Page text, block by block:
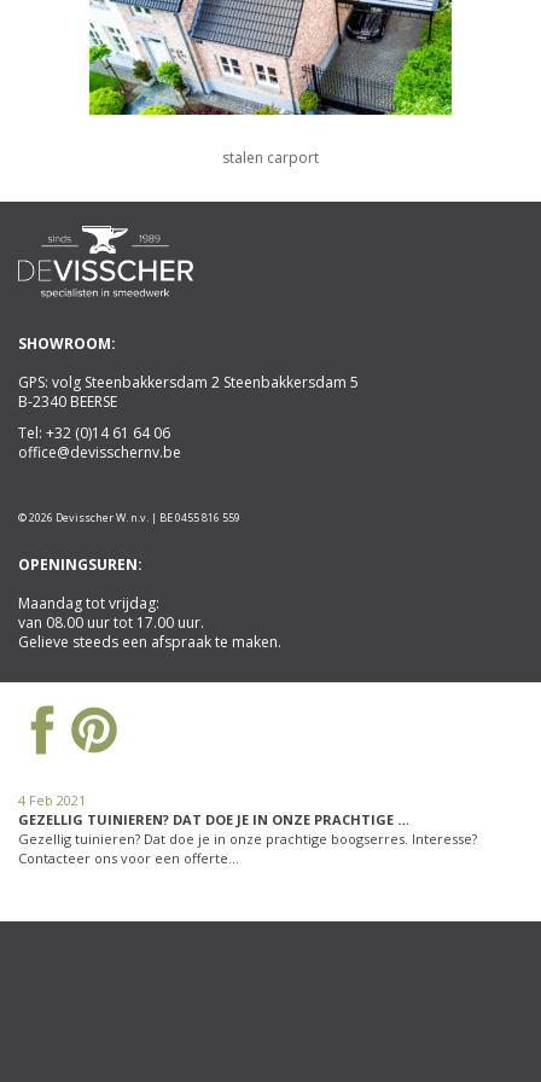
stalen carport
SHOWROOM:
GPS: volg Steenbakkersdam 2 Steenbakkersdam 5
B-2340 BEERSE
Tel: +32 (0)14 61 64 06
office@devisschernv.be
© 2026 Devisscher W. n.v. | BE 0455 816 559
OPENINGSUREN:
Maandag tot vrijdag:
van 08.00 uur tot 17.00 uur.
Gelieve steeds een afspraak te maken.
4 Feb 2021
GEZELLIG TUINIEREN? DAT DOE JE IN ONZE PRACHTIGE …
Gezellig tuinieren? Dat doe je in onze prachtige boogserres. Interesse?
Contacteer ons voor een offerte…